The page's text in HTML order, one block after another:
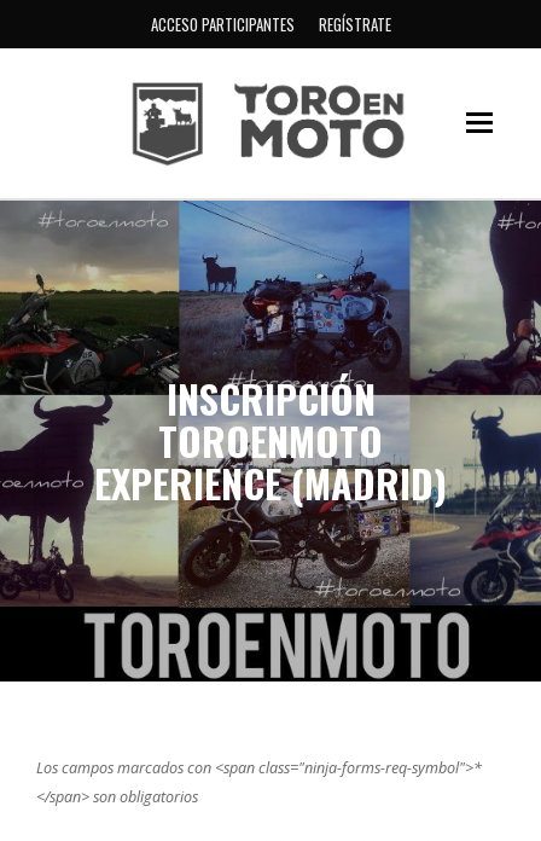
ACCESO PARTICIPANTES REGÍSTRATE
INSCRIPCIÓN
TOROENMOTO
EXPERIENCE (MADRID)
Los campos marcados con <span class="ninja-forms-req-symbol">*
</span> son obligatorios